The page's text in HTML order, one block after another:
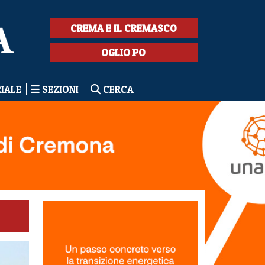
CREMA E IL CREMASCO
OGLIO PO
SEZIONI CERCA